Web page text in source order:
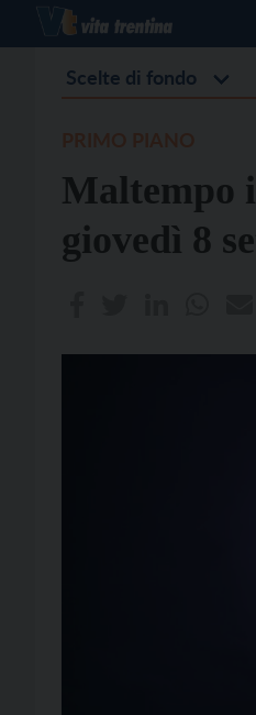
Scelte di fondo
Maltempo
giovedì 8